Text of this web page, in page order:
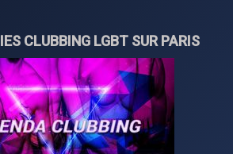
CLUBBING LGBT SUR PARIS